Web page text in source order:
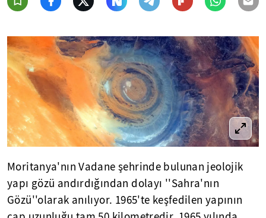
Moritanya'nın Vadane şehrinde bulunan jeolojik
yapı gözü andırdığından dolayı ''Sahra'nın
Gözü''olarak anılıyor. 1965'te keşfedilen yapının